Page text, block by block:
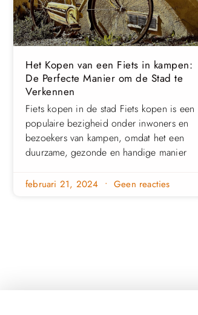
Het Kopen van een Fiets in kampen:
De Perfecte Manier om de Stad te
Verkennen
Fiets kopen in de stad Fiets kopen is een
populaire bezigheid onder inwoners en
bezoekers van kampen, omdat het een
duurzame, gezonde en handige manier
februari 21, 2024 Geen reacties